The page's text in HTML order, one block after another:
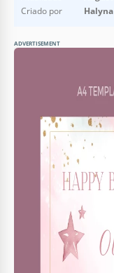
Criado por
ADVERTISEMENT